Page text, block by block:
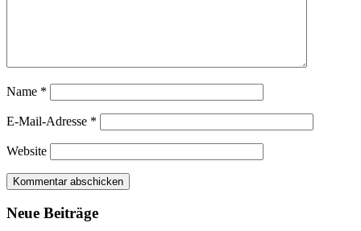
Name *
E-Mail-Adresse *
Website
Neue Beiträge